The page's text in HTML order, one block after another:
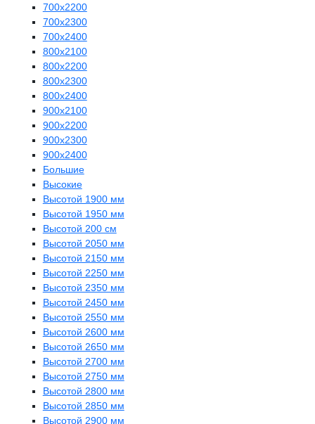
700х2200
700х2300
700х2400
800х2100
800х2200
800х2300
800х2400
900х2100
900х2200
900х2300
900х2400
Большие
Высокие
Высотой 1900 мм
Высотой 1950 мм
Высотой 200 см
Высотой 2050 мм
Высотой 2150 мм
Высотой 2250 мм
Высотой 2350 мм
Высотой 2450 мм
Высотой 2550 мм
Высотой 2600 мм
Высотой 2650 мм
Высотой 2700 мм
Высотой 2750 мм
Высотой 2800 мм
Высотой 2850 мм
Высотой 2900 мм